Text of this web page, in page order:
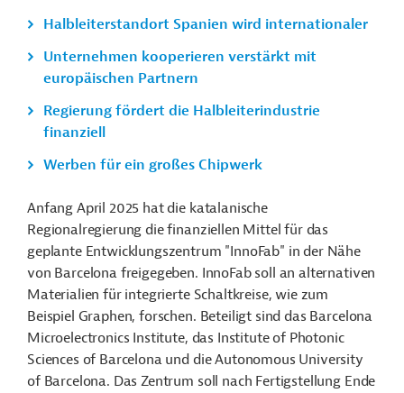
Halbleiterstandort Spanien wird internationaler
Unternehmen kooperieren verstärkt mit
europäischen Partnern
Regierung fördert die Halbleiterindustrie
finanziell
Werben für ein großes Chipwerk
Anfang April 2025 hat die katalanische
Regionalregierung die finanziellen Mittel für das
geplante Entwicklungszentrum "InnoFab" in der Nähe
von Barcelona freigegeben. InnoFab soll an alternativen
Materialien für integrierte Schaltkreise, wie zum
Beispiel Graphen, forschen. Beteiligt sind das Barcelona
Microelectronics Institute, das Institute of Photonic
Sciences of Barcelona und die Autonomous University
of Barcelona. Das Zentrum soll nach Fertigstellung Ende